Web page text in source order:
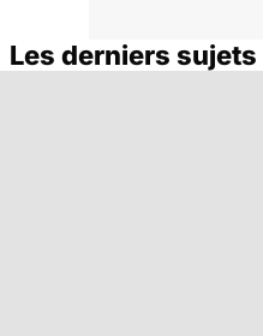
Les derniers sujets